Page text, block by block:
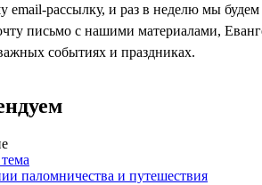
email-рассылку, и раз в неделю мы будем
письмо с нашими материалами,
событиях и праздниках.
паломничества и путешествия